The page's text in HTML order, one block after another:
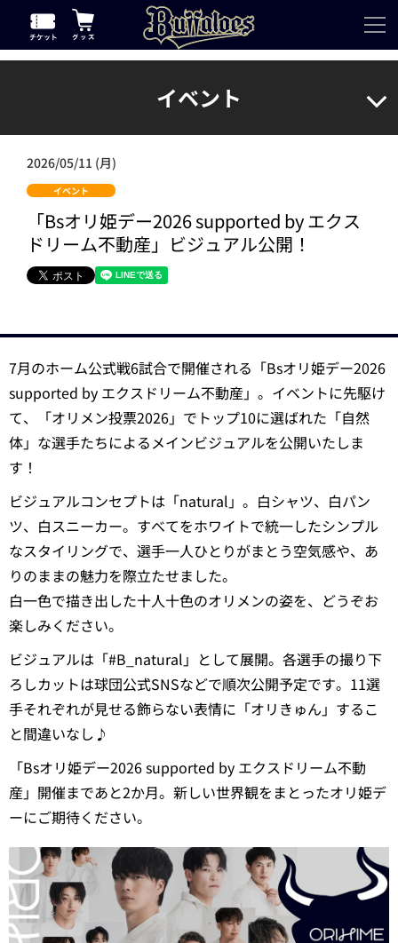
イベント
2026/05/11 (月)
イベント
「Bsオリ姫デー2026 supported by エクス
ドリーム不動産」ビジュアル公開！
7月のホーム公式戦6試合で開催される「Bsオリ姫デー2026
supported by エクスドリーム不動産」。イベントに先駆け
て、「オリメン投票2026」でトップ10に選ばれた「自然
体」な選手たちによるメインビジュアルを公開いたしま
す！
ビジュアルコンセプトは「natural」。白シャツ、白パン
ツ、白スニーカー。すべてをホワイトで統一したシンプル
なスタイリングで、選手一人ひとりがまとう空気感や、あ
りのままの魅力を際立たせました。
白一色で描き出した十人十色のオリメンの姿を、どうぞお
楽しみください。
ビジュアルは「#B_natural」として展開。各選手の撮り下
ろしカットは球団公式SNSなどで順次公開予定です。11選
手それぞれが見せる飾らない表情に「オリきゅん」するこ
と間違いなし♪
「Bsオリ姫デー2026 supported by エクスドリーム不動
産」開催まであと2か月。新しい世界観をまとったオリ姫デ
ーにご期待ください。